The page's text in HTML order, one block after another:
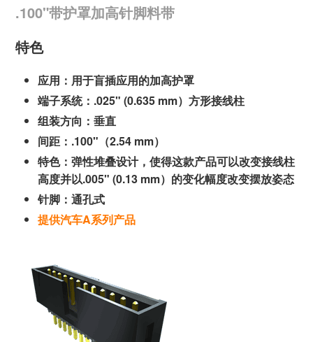
.100"带护罩加高针脚料带
特色
应用：用于盲插应用的加高护罩
端子系统：.025" (0.635 mm）方形接线柱
组装方向：垂直
间距：.100"（2.54 mm）
特色：弹性堆叠设计，使得这款产品可以改变接线柱
高度并以.005" (0.13 mm）的变化幅度改变摆放姿态
针脚：通孔式
提供汽车A系列产品